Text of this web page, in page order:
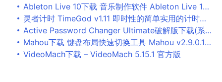
Ableton Live 10下载 音乐制作软件 Ableton Live 10 v10.0.5 64位 中文完整特别版(含补丁+激活教程)
灵者计时 TimeGod v1.11 即时性的简单实用的计时提醒工具
Active Password Changer Ultimate破解版下载(系统密码重置工具)_Active Password Changer Ultimate免费版下载
Mahou下载 键盘布局快速切换工具 Mahou v2.9.0.1 官方免装版
VideoMach下载 – VideoMach 5.15.1 官方版